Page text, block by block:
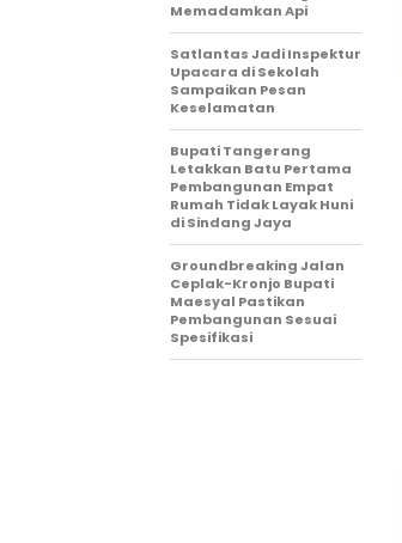
Memadamkan Api
Satlantas Jadi Inspektur
Upacara di Sekolah
Sampaikan Pesan
Keselamatan
Bupati Tangerang
Letakkan Batu Pertama
Pembangunan Empat
Rumah Tidak Layak Huni
di Sindang Jaya
Groundbreaking Jalan
Ceplak-Kronjo Bupati
Maesyal Pastikan
Pembangunan Sesuai
Spesifikasi